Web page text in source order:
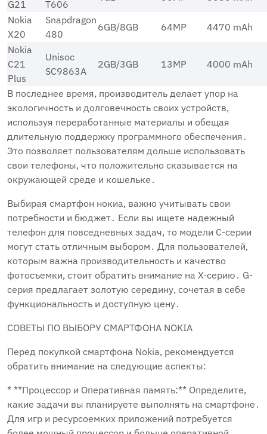
G21 T606
Nokia
X20
Snapdragon
480
6GB/8GB 64MP
4470 mAh
Nokia
C21
Plus
Unisoc
SC9863A
2GB/3GB 13MP 4000 mAh
В последнее время, производитель делает упор на
экологичность и долговечность своих устройств,
используя переработанные материалы и обещая
длительную поддержку программного обеспечения․
Это позволяет пользователям дольше использовать
свои телефоны, что положительно сказывается на
окружающей среде и кошельке․
Выбирая смартфон нокиа, важно учитывать свои
потребности и бюджет․ Если вы ищете надежный
телефон для повседневных задач, то модели C-серии
могут стать отличным выбором․ Для пользователей,
которым важна производительность и качество
фотосъемки, стоит обратить внимание на X-серию․ G-
серия предлагает золотую середину, сочетая в себе
функциональность и доступную цену․
СОВЕТЫ ПО ВЫБОРУ СМАРТФОНА NOKIA
Перед покупкой смартфона Nokia, рекомендуется
обратить внимание на следующие аспекты:
* **Процессор и Оперативная память:** Определите,
какие задачи вы планируете выполнять на смартфоне․
Для игр и ресурсоемких приложений потребуется